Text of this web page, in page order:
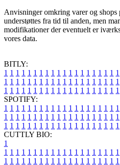
Anvisninger omkring varer og shops
understøttes fra tid til anden, men
modifikationer der eventuelt er
vores data.
BITLY:
1 1 1 1 1 1 1 1 1 1 1 1 1 1 1 1 1 1 1 1
1 1 1 1 1 1 1 1 1 1 1 1 1 1 1 1 1 1 1 1
1 1 1 1 1 1 1 1 1 1 1 1 1 1 1 1 1 1 1 1
SPOTIFY:
1 1 1 1 1 1 1 1 1 1 1 1 1 1 1 1 1 1 1 1
1 1 1 1 1 1 1 1 1 1 1 1 1 1 1 1 1 1 1 1
1 1 1 1 1 1 1 1 1 1 1 1 1 1 1 1 1 1 1 1
CUTTLY BIO:
1
1 1 1 1 1 1 1 1 1 1 1 1 1 1 1 1 1 1 1 1
1 1 1 1 1 1 1 1 1 1 1 1 1 1 1 1 1 1 1 1